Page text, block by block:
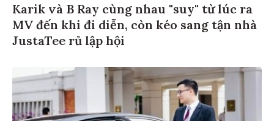
Karik và B Ray cùng nhau "suy" từ lúc ra
MV đến khi đi diễn, còn kéo sang tận nhà
JustaTee rủ lập hội